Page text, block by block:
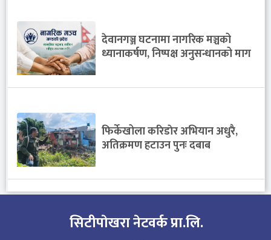
देवानगञ्ज घटनामा नागरिक मञ्चको
ध्यानाकर्षण, निष्पक्ष अनुसन्धानको माग
फिर्केखोला करिडाेर अभियान अधुरै,
अतिक्रमण हटाउन पुनः दबाब
सिटीपाेखरा नेटवर्क प्रा.लि.